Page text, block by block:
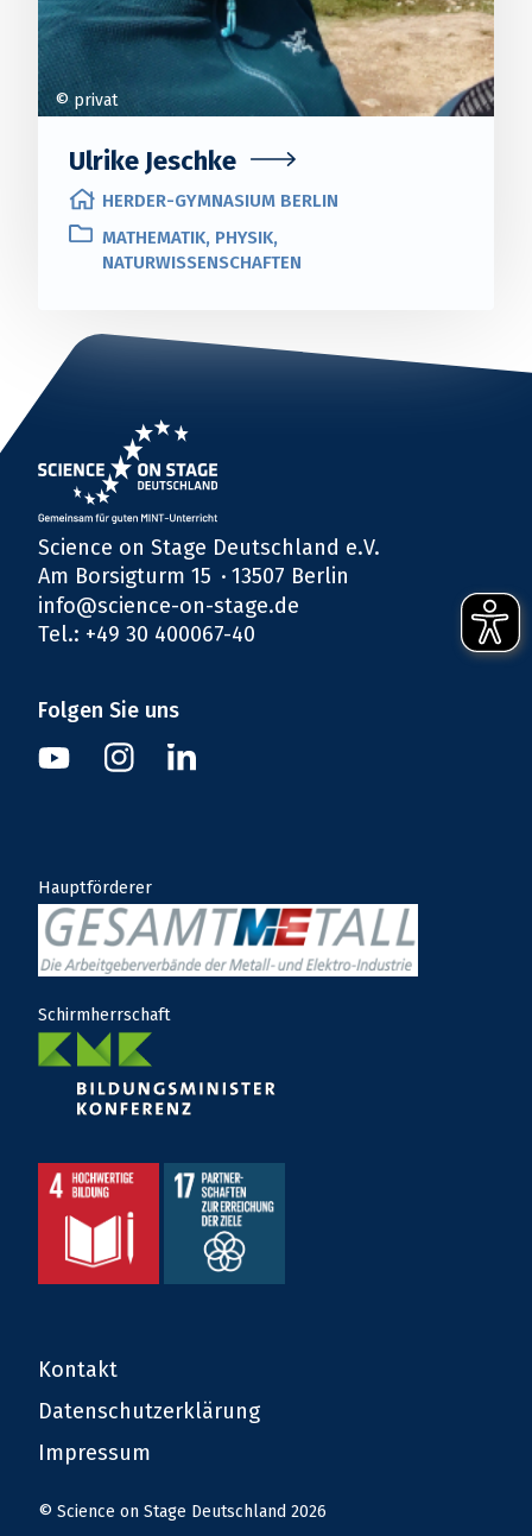
© privat
Ulrike Jeschke
HERDER-GYMNASIUM BERLIN
MATHEMATIK, PHYSIK,
NATURWISSENSCHAFTEN
Science on Stage Deutschland e.V.
Am Borsigturm 15
13507 Berlin
info@science-on-stage.de
Tel.: +49 30 400067-40
Folgen Sie uns
YoutubeInstagramLinkedin
Hauptförderer
Schirmherrschaft
Kontakt
Datenschutzerklärung
Impressum
© Science on Stage Deutschland 2026